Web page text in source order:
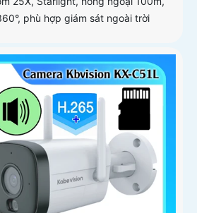
phù hợp giám sát ngoài trời